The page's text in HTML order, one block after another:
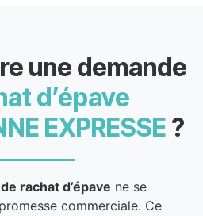
une demande
d’épave
EXPRESSE ?
rachat d’épave ne se
commerciale. Ce